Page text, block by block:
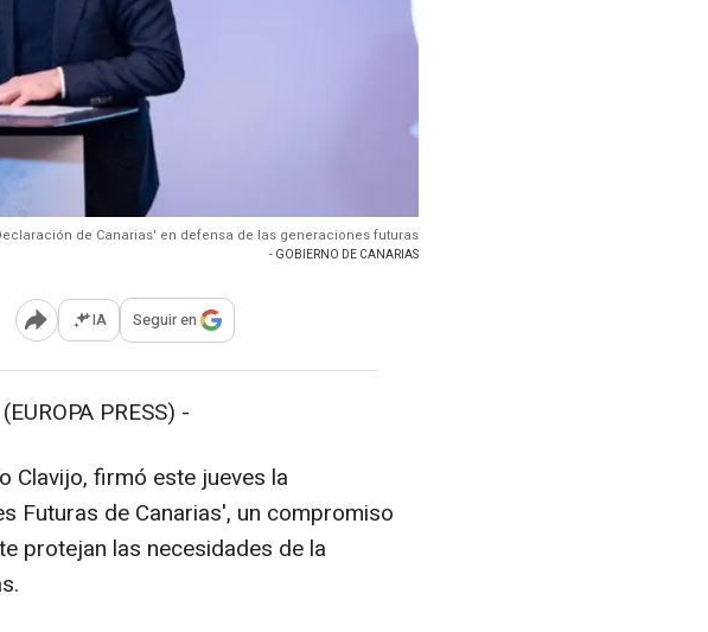
de Canarias' en defensa de las generaciones futuras
- GOBIERNO DE CANARIAS
Abrir opciones para compartir
IA Seguir en
PRESS) -
Clavijo, firmó este jueves la
Futuras de Canarias', un compromiso
protejan las necesidades de la